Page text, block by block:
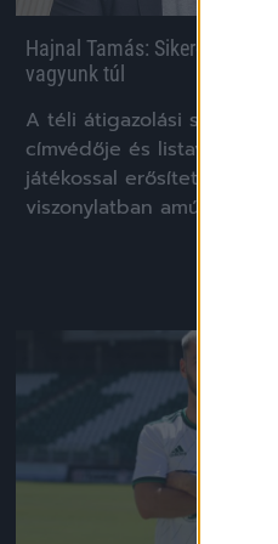
Hajnal Tamás: Sikeres
vagyunk túl
A téli átigazolási
címvédője és listavezetője
játékossal erősítette meg
viszonylatban amúgy sem